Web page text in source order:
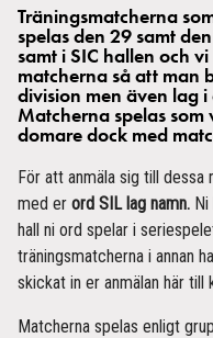
Träningsmatcherna
spelas den 29 samt
samt i SIC hallen och
matcherna så att man
division men även lag
Matcherna spelas som
domare dock med
För att anmäla sig till dessa
med er ord SIL lag namn.
hall ni ord spelar i
träningsmatcherna i annan
skickat in er anmälan här till
Matcherna spelas enligt